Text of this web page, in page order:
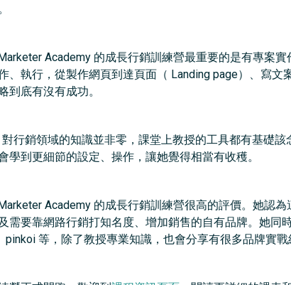
Academy 的成長行銷訓練營最重要的是有專案
、執行，從製作網頁到達頁面（ Landing page）、寫
到底有沒有成功。
行銷領域的知識並非零，課堂上教授的工具都有基礎
學到更細節的設定、操作，讓她覺得相當有收穫。
Academy 的成長行銷訓練營很高的評價。她認
需要靠網路行銷打知名度、增加銷售的自有品牌。她同
pinkoi 等，除了教授專業知識，也會分享有很多品牌實